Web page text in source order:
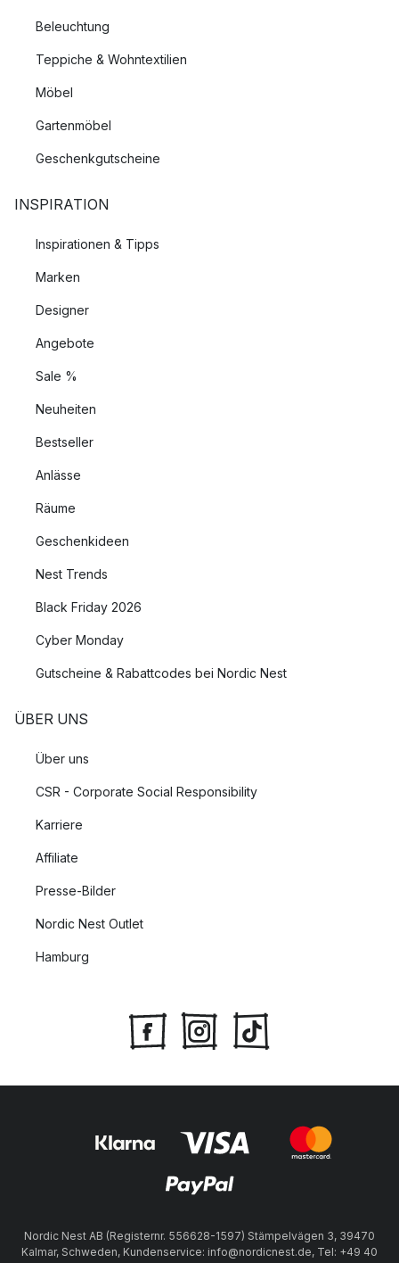
Beleuchtung
Teppiche & Wohntextilien
Möbel
Gartenmöbel
Geschenkgutscheine
INSPIRATION
Inspirationen & Tipps
Marken
Designer
Angebote
Sale %
Neuheiten
Bestseller
Anlässe
Räume
Geschenkideen
Nest Trends
Black Friday 2026
Cyber Monday
Gutscheine & Rabattcodes bei Nordic Nest
ÜBER UNS
Über uns
CSR - Corporate Social Responsibility
Karriere
Affiliate
Presse-Bilder
Nordic Nest Outlet
Hamburg
Nordic Nest AB (Registernr. 556628-1597) Stämpelvägen 3, 39470
Kalmar, Schweden, Kundenservice: info@nordicnest.de, Tel: +49 40